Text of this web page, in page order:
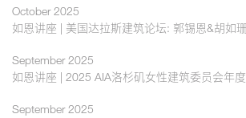
October 2025
如恩讲座 | 美国达拉斯建筑论坛: 郭锡恩&胡如
September 2025
如恩讲座 | 2025 AIA洛杉矶女性建筑委员会年
September 2025